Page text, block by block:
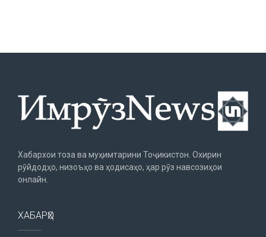
Хабархои тоза ва муҳимтарини Тоҷикистон. Охирин
рӯйдодҳо, низоъҳо ва ҳодисаҳо, ҳар рӯз навсозиҳои
онлайн.
ХАБАРҲО